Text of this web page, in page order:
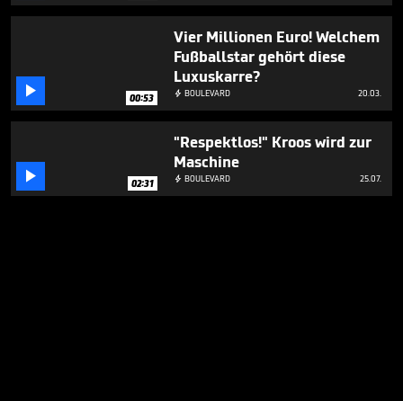
 00:53
Vier Millionen Euro! Welchem
Fußballstar gehört diese
Luxuskarre?
 BOULEVARD 20.03.
 02:31
"Respektlos!" Kroos wird zur
Maschine
 BOULEVARD 25.07.